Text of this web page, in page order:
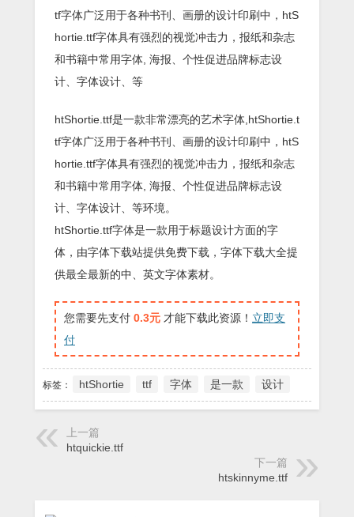
tf字体广泛用于各种书刊、画册的设计印刷中，htS
hortie.ttf字体具有强烈的视觉冲击力，报纸和杂志
和书籍中常用字体, 海报、个性促进品牌标志设
计、字体设计、等
htShortie.ttf是一款非常漂亮的艺术字体,htShortie.t
tf字体广泛用于各种书刊、画册的设计印刷中，htS
hortie.ttf字体具有强烈的视觉冲击力，报纸和杂志
和书籍中常用字体, 海报、个性促进品牌标志设
计、字体设计、等环境。
htShortie.ttf字体是一款用于标题设计方面的字
体，由字体下载站提供免费下载，字体下载大全提
供最全最新的中、英文字体素材。
您需要先支付 0.3元 才能下载此资源！ 立即支
付
标签： htShortie ttf 字体 是一款 设计
上一篇
htquickie.ttf
下一篇
htskinnyme.ttf